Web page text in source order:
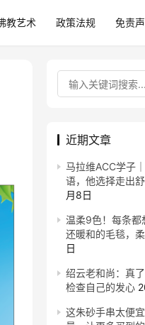
教艺术 政策法规 免责
近期文章
马拉维ACC学子
语，他选择走出
月8日
温柔9色！每条都
还暖和的毛毯，柔
日
绍云老和尚：真
检查自己的发心
这朱砂手串太便